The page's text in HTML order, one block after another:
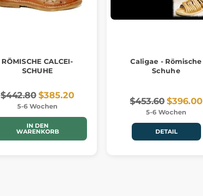
RÖMISCHE CALCEI-
SCHUHE
$442.80$385.20
5-6 Wochen
IN DEN
WARENKORB
Caligae - Römische
Schuhe
$453.60$396.00
5-6 Wochen
DETAIL